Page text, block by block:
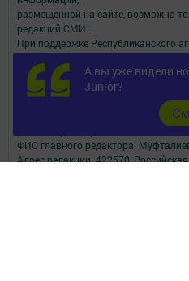
А вы уже видели
Junior?
размещенной на сайте, возможна
редакций СМИ.
При поддержке Республиканского
коммуникациям.
Наименование СМИ: Волжская новь
СМИ зарегистрировано
связи,
информационных технологий и
запись о регистрации СМИ ЭЛ № ФС
ФИО главного редактора:
Адрес редакции: 422570,